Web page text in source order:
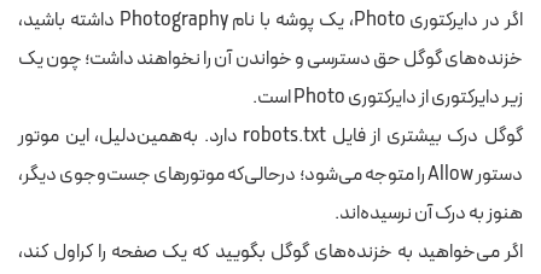
اگر در دایرکتوری Photo، یک پوشه با نام Photography داشته باشید،
خزنده‌های گوگل حق دسترسی و خواندن آن را نخواهند داشت؛ چون یک
زیر دایرکتوری از دایرکتوری Photo است.
گوگل درک بیشتری از فایل robots.txt دارد. به‌همین‌دلیل، این موتور
دستور Allow را متوجه می‌شود؛ درحالی‌که موتورهای جست‌وجوی دیگر،
هنوز به درک آن نرسیده‌اند.
اگر می‌خواهید به خزنده‌های گوگل بگویید که یک صفحه را کراول کند،